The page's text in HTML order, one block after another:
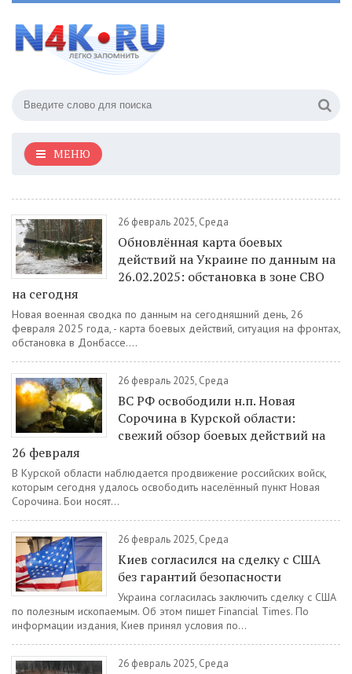
МЕНЮ
26 февраль 2025, Среда
Обновлённая карта боевых
действий на Украине по данным на
26.02.2025: обстановка в зоне СВО
на сегодня
Новая военная сводка по данным на сегодняшний день, 26
февраля 2025 года, - карта боевых действий, ситуация на фронтах,
обстановка в Донбассе....
26 февраль 2025, Среда
ВС РФ освободили н.п. Новая
Сорочина в Курской области:
свежий обзор боевых действий на
26 февраля
В Курской области наблюдается продвижение российских войск,
которым сегодня удалось освободить населённый пункт Новая
Сорочина. Бои носят...
26 февраль 2025, Среда
Киев согласился на сделку с США
без гарантий безопасности
Украина согласилась заключить сделку с США
по полезным ископаемым. Об этом пишет Financial Times. По
информации издания, Киев принял условия по...
26 февраль 2025, Среда